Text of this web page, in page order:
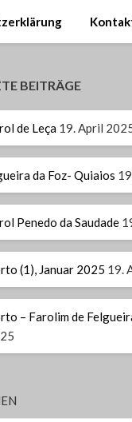
BEITRÄGE
de Leça 19. April
da Foz- Quiaios
Penedo da Saudade
(1), Januar 2025 19.
– Farolim de